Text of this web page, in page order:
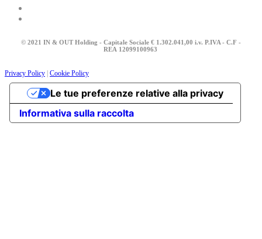
© 2021 IN & OUT Holding - Capitale Sociale € 1.302.041,00 i.v. P.IVA - C.F -
REA 12099100963
Privacy Policy Cookie Policy
Informativa sulla raccolta
Le tue preferenze relative alla privacy